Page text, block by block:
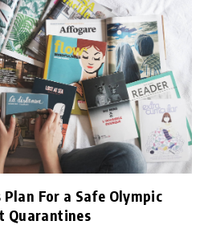
For a Safe Olympic
Quarantines